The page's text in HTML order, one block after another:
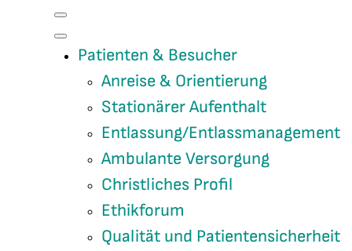
Patienten & Besucher
Anreise & Orientierung
Stationärer Aufenthalt
Entlassung/Entlassmanagement
Ambulante Versorgung
Christliches Profil
Ethikforum
Qualität und Patientensicherheit